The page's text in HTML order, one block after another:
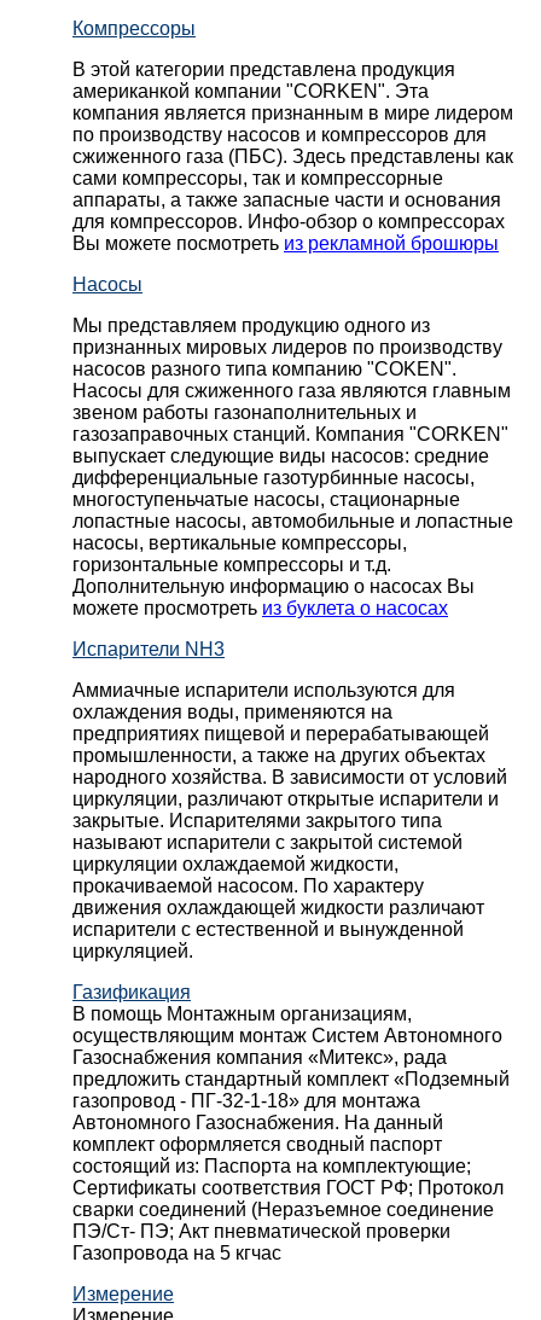
Компрессоры
В этой категории представлена продукция
американкой компании "CORKEN". Эта
компания является признанным в мире лидером
по производству насосов и компрессоров для
сжиженного газа (ПБС). Здесь представлены как
сами компрессоры, так и компрессорные
аппараты, а также запасные части и основания
для компрессоров. Инфо-обзор о компрессорах
Вы можете посмотреть из рекламной брошюры
Насосы
Мы представляем продукцию одного из
признанных мировых лидеров по производству
насосов разного типа компанию "COKEN".
Насосы для сжиженного газа являются главным
звеном работы газонаполнительных и
газозаправочных станций. Компания "CORKEN"
выпускает следующие виды насосов: cредние
дифференциальные газотурбинные насосы,
многоступеньчатые насосы, стационарные
лопастные насосы, автомобильные и лопaстные
насосы, вертикальные компрессоры,
горизонтальные компрессоры и т.д.
Дополнительную информацию о насосах Вы
можете просмотреть из буклета о насосах
Испарители NH3
Аммиачные испарители используются для
охлаждения воды, применяются на
предприятиях пищевой и перерабатывающей
промышленности, а также на других объектах
народного хозяйства. В зависимости от условий
циркуляции, различают открытые испарители и
закрытые. Испарителями закрытого типа
называют испарители с закрытой системой
циркуляции охлаждаемой жидкости,
прокачиваемой насосом. По характеру
движения охлаждающей жидкости различают
испарители с естественной и вынужденной
циркуляцией.
Газификация
В помощь Монтажным организациям,
осуществляющим монтаж Систем Автономного
Газоснабжения компания «Митекс», рада
предложить стандартный комплект «Подземный
газопровод - ПГ-32-1-18» для монтажа
Автономного Газоснабжения. На данный
комплект оформляется сводный паспорт
состоящий из: Паспорта на комплектующие;
Сертификаты соответствия ГОСТ РФ; Протокол
сварки соединений (Неразъемное соединение
ПЭ/Ст- ПЭ; Акт пневматической проверки
Газопровода на 5 кгчас
Измерение
Измерение